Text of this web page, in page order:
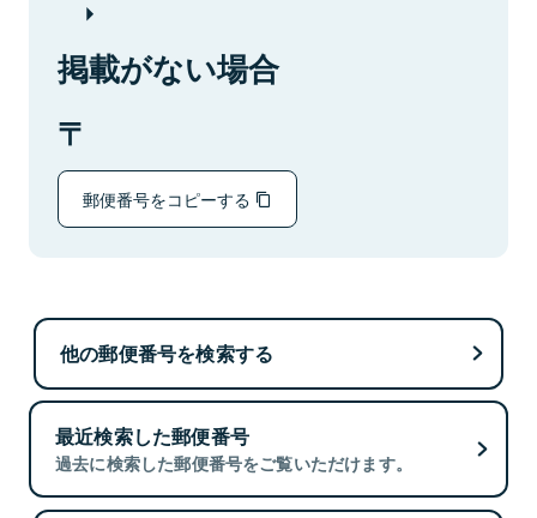
掲載がない場合
郵便番号をコピーする
他の郵便番号を検索する
最近検索した郵便番号
過去に検索した郵便番号をご覧いただけます。